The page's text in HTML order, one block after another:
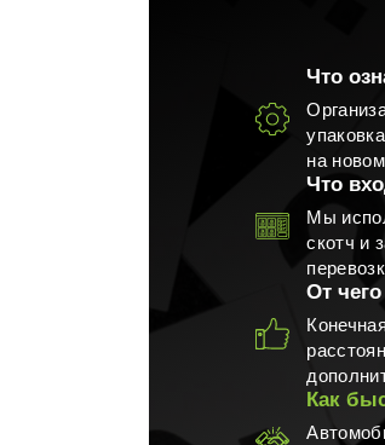
Переезд
Что
на
Что
Мы
скотч и
От
Как